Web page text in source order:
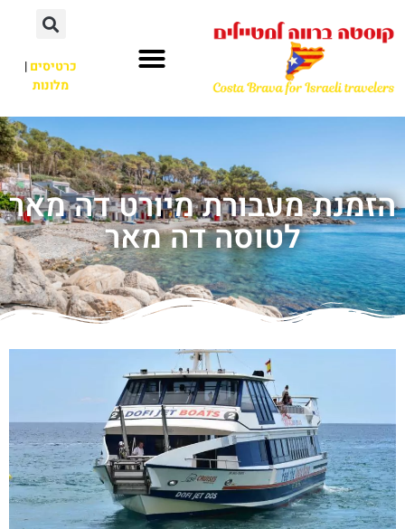
כרטיסים|
מלונות
הזמנת מעבורת מיורט דה מאר
לטוסה דה מאר